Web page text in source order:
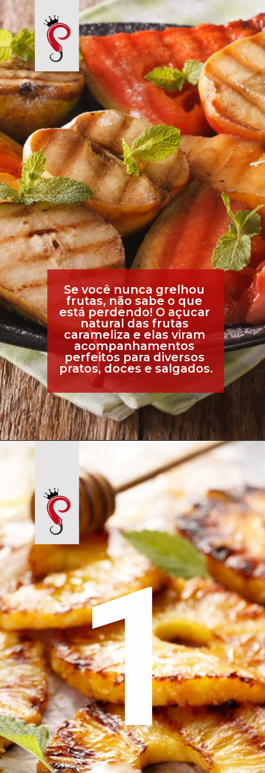
Se você nunca grelhou
frutas, não sabe o que
está perdendo! O açucar
natural das frutas
carameliza e elas viram
acompanhamentos
perfeitos para diversos
pratos, doces e salgados.
1